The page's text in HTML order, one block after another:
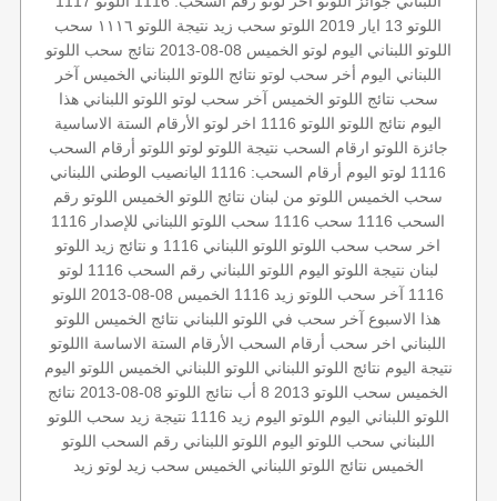
اللوتو 13 ايار 2019
اللوتو سحب زيد نتيجة اللوتو ١١١٦
سحب
اللوتو اللبناني اليوم لوتو الخميس 08-08-2013
نتائج سحب اللوتو
اللبناني اليوم أخر سحب لوتو نتائج اللوتو اللبناني الخميس آخر
سحب نتائج اللوتو الخميس آخر سحب لوتو اللوتو اللبناني هذا
اليوم نتائج اللوتو اللوتو 1116 اخر لوتو الأرقام الستة الاساسية
جائزة اللوتو ارقام السحب نتيجة اللوتو لوتو اللوتو أرقام السحب
1116 لوتو اليوم أرقام السحب: 1116
اليانصيب الوطني اللبناني
سحب الخميس اللوتو من لبنان نتائج اللوتو الخميس اللوتو رقم
السحب 1116
سحب 1116
سحب اللوتو اللبناني للإصدار 1116
اخر سحب سحب اللوتو اللوتو اللبناني 1116 و نتائج زيد
اللوتو
لبنان نتيجة اللوتو اليوم اللوتو اللبناني رقم السحب 1116
لوتو
1116 آخر سحب اللوتو زيد 1116 الخميس 08-08-2013
اللوتو
هذا الاسبوع آخر سحب في اللوتو اللبناني نتائج الخميس اللوتو
اللبناني اخر سحب أرقام السحب الأرقام الستة الاساسة االلوتو
نتيجة اليوم نتائج اللوتو اللبناني اللوتو اللبناني الخميس اللوتو اليوم
الخميس سحب اللوتو 2013 8 أب نتائج اللوتو 08-08-2013
نتائج
اللوتو اللبناني اليوم اللوتو اليوم زيد 1116 نتيجة زيد سحب اللوتو
اللبناني سحب اللوتو اليوم اللوتو اللبناني رقم السحب اللوتو
الخميس نتائج اللوتو اللبناني الخميس سحب زيد لوتو زيد